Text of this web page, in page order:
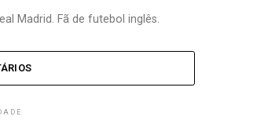
Madrid. Fã de futebol inglês.